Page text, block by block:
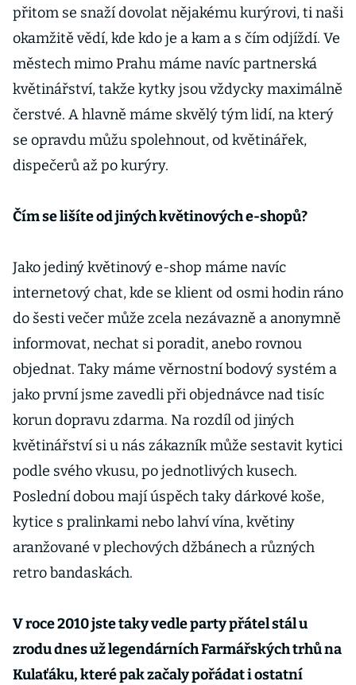
přitom se snaží dovolat nějakému kurýrovi, ti naši
okamžitě vědí, kde kdo je a kam a s čím odjíždí. Ve
městech mimo Prahu máme navíc partnerská
květinářství, takže kytky jsou vždycky maximálně
čerstvé. A hlavně máme skvělý tým lidí, na který
se opravdu můžu spolehnout, od květinářek,
dispečerů až po kurýry.
Čím se lišíte od jiných květinových e-shopů?
Jako jediný květinový e-shop máme navíc
internetový chat, kde se klient od osmi hodin ráno
do šesti večer může zcela nezávazně a anonymně
informovat, nechat si poradit, anebo rovnou
objednat. Taky máme věrnostní bodový systém a
jako první jsme zavedli při objednávce nad tisíc
korun dopravu zdarma. Na rozdíl od jiných
květinářství si u nás zákazník může sestavit kytici
podle svého vkusu, po jednotlivých kusech.
Poslední dobou mají úspěch taky dárkové koše,
kytice s pralinkami nebo lahví vína, květiny
aranžované v plechových džbánech a různých
retro bandaskách.
V roce 2010 jste taky vedle party přátel stál u
zrodu dnes už legendárních Farmářských trhů na
Kulaťáku, které pak začaly pořádat i ostatní